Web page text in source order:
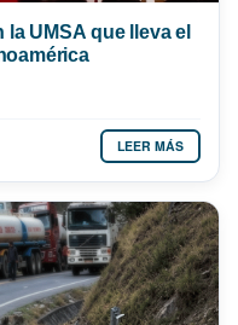
la UMSA que lleva el
LEER MÁS